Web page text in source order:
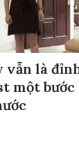
là
một bước